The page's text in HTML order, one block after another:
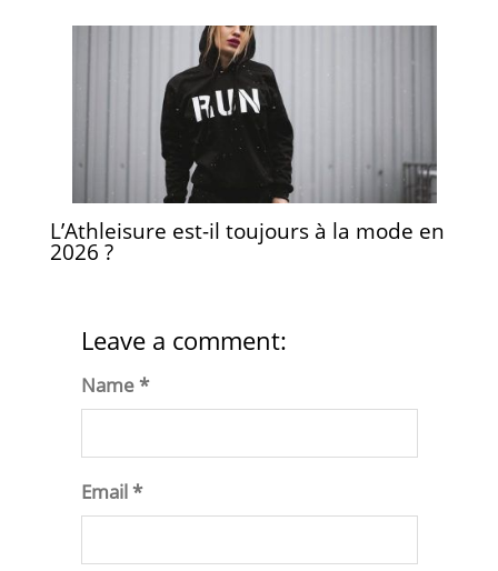
L’Athleisure est-il toujours à la mode en
2026 ?
Leave a comment:
Name *
Email *